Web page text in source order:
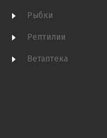
Рыбки
Рептилии
Ветаптека